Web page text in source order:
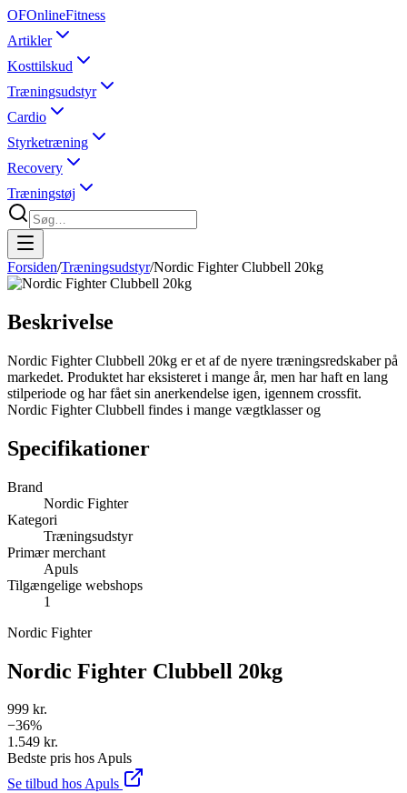
OFOnlineFitness
Artikler
Kosttilskud
Træningsudstyr
Cardio
Styrketræning
Recovery
Træningstøj
Forsiden/Træningsudstyr/Nordic Fighter Clubbell 20kg
Beskrivelse
Nordic Fighter Clubbell 20kg er et af de nyere træningsredskaber på
markedet. Produktet har eksisteret i mange år, men har haft en lang
stilperiode og har fået sin anerkendelse igen, igennem crossfit.
Nordic Fighter Clubbell findes i mange vægtklasser og
Specifikationer
Brand
Nordic Fighter
Kategori
Træningsudstyr
Primær merchant
Apuls
Tilgængelige webshops
1
Nordic Fighter
Nordic Fighter Clubbell 20kg
999 kr.
−36%
1.549 kr.
Bedste pris hosApuls
Se tilbud hosApuls